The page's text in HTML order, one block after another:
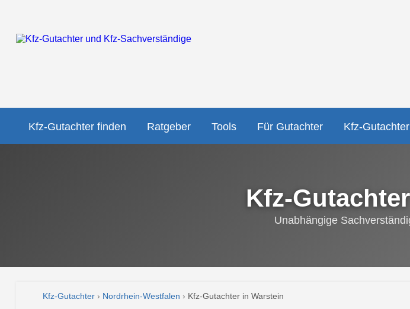
Kfz-Gutachter finden Ratgeber Tools Für Gutachter Kfz-
Kfz-
Unabhängige
Kfz-Gutachter› Nordrhein-Westfalen › Kfz-Gutachter in Warstein